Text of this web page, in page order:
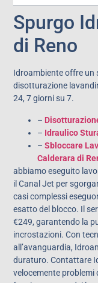
Spurgo
di Reno
Idroambiente offre un
disotturazione
24, 7 giorni su 7.
–
– Idraulico
–Sbloccare
Calderara di
abbiamo eseguito
il Canal Jet per
casi complessi
esatto del blocco. Il
€249, garantendo la
incrostazioni. Con
all’avanguardia,
duraturo. Contattare
velocemente